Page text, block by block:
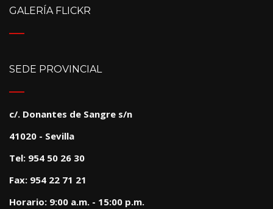
GALERÍA FLICKR
SEDE PROVINCIAL
c/. Donantes de Sangre s/n
41020 - Sevilla
Tel: 954 50 26 30
Fax: 954 22 71 21
Horario: 9:00 a.m. - 15:00 p.m.